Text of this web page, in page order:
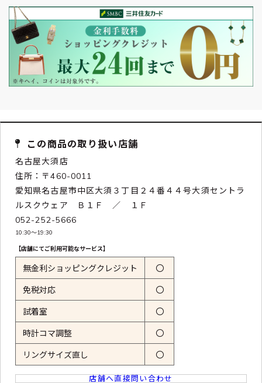
この商品の取り扱い店舗
名古屋大須店
住所：〒460-0011
愛知県名古屋市中区大須３丁目２４番４４号大須セントラ
ルスクウェア Ｂ１Ｆ ／ １Ｆ
052-252-5666
10:30〜19:30
【店舗にてご利用可能なサービス】
無金利ショッピングクレジット 〇
免税対応 〇
試着室 〇
時計コマ調整 〇
リングサイズ直し 〇
店舗へ直接問い合わせ